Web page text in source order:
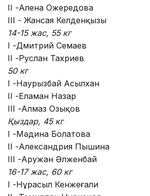
II -Алена Ожередова
III - Жансая Келденқызы
14-15 жас, 55 кг
I -Дмитрий Семаев
II -Руслан Тахриев
50 кг
I -Наурызбай Асылхан
II -Еламан Назар
III -Алмаз Озықов
Қыздар, 45 кг
I -Мәдина Болатова
II -Александрия Пышина
III -Аружан Әлженбай
16-17 жас, 60 кг
I -Нұрасыл Кенжеғали